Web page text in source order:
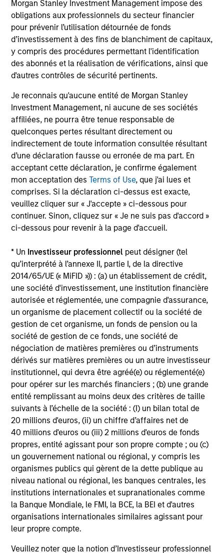
Morgan Stanley Investment Management impose des
obligations aux professionnels du secteur financier
pour prévenir l’utilisation détournée de fonds
d’investissement à des fins de blanchiment de capitaux,
y compris des procédures permettant l'identification
des abonnés et la réalisation de vérifications, ainsi que
d'autres contrôles de sécurité pertinents.
Je reconnais qu'aucune entité de Morgan Stanley
Investment Management, ni aucune de ses sociétés
affiliées, ne pourra être tenue responsable de
quelconques pertes résultant directement ou
indirectement de toute information consultée résultant
d’une déclaration fausse ou erronée de ma part. En
acceptant cette déclaration, je confirme également
mon acceptation desTerms of Use, que j'ai lues et
comprises. Si la déclaration ci-dessus est exacte,
veuillez cliquer sur « J'accepte » ci-dessous pour
continuer. Sinon, cliquez sur « Je ne suis pas d'accord »
ci-dessous pour revenir à la page d'accueil.
* Un Investisseur professionnel peut désigner (tel
qu’interprété à l’annexe II, partie I, de la directive
2014/65/UE (« MiFID »)) : (a) un établissement de crédit,
une société d'investissement, une institution financière
autorisée et réglementée, une compagnie d'assurance,
un organisme de placement collectif ou la société de
gestion de cet organisme, un fonds de pension ou la
société de gestion de ce fonds, une société de
négociation de matières premières ou d’instruments
dérivés sur matières premières ou un autre investisseur
institutionnel, qui devra être agréé(e) ou réglementé(e)
pour opérer sur les marchés financiers ; (b) une grande
entité remplissant au moins deux des critères de taille
suivants à l’échelle de la société : (I) un bilan total de
20 millions d'euros, (ii) un chiffre d’affaires net de
40 millions d'euros ou (iii) 2 millions d'euros de fonds
propres, entité agissant pour son propre compte ; ou (c)
un gouvernement national ou régional, y compris les
organismes publics qui gèrent de la dette publique au
niveau national ou régional, les banques centrales, les
institutions internationales et supranationales comme
la Banque Mondiale, le FMI, la BCE, la BEI et d'autres
organisations internationales similaires agissant pour
leur propre compte.
Veuillez noter que la notion d’Investisseur professionnel
strong rate over the long term; therefore, capital
preservation is key. Because of the specific investment
criteria and the disciplined manner in which it is applied,
the Global Franchise Strategy has the potential to offer:
attractive long-term return potential with lower absolute
volatility than traditional benchmarks; a strong bias
towards capital preservation; and low annual turnover
due to a long-term investment horizon.
Investment Approach
The team believes that a portfolio of high-quality
companies, whose primary competitive advantage is
supported by dominant, hard-to-replicate intangible
assets, has the potential to generate stable, consistent
returns and help preserve capital. In the team’s view, this
involves investing in companies that can potentially
compound shareholder wealth at a superior rate over the
long term, while offering relative downside protection.
The team’s research shows that these high-quality
franchise companies, or “compounders,” which exhibit
characteristics such as strong franchise durability, high
and recurring cash flow generation, pricing power, low
capital intensity and minimal financial leverage, have
generated strong returns in both inflationary and
deflationary environments.
Investment Process
How Quality Works–the Power of
Compounding | How We Identify
Compounders